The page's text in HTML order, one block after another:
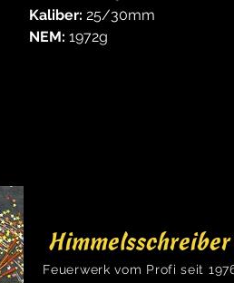
Kaliber: 25/30mm
NEM: 1972g
Himmelsschreiber
Feuerwerk vom Profi seit